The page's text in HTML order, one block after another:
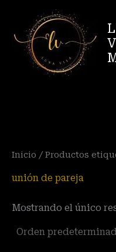
contenido
Inicio / Productos
unión de pareja
Mostrando el único